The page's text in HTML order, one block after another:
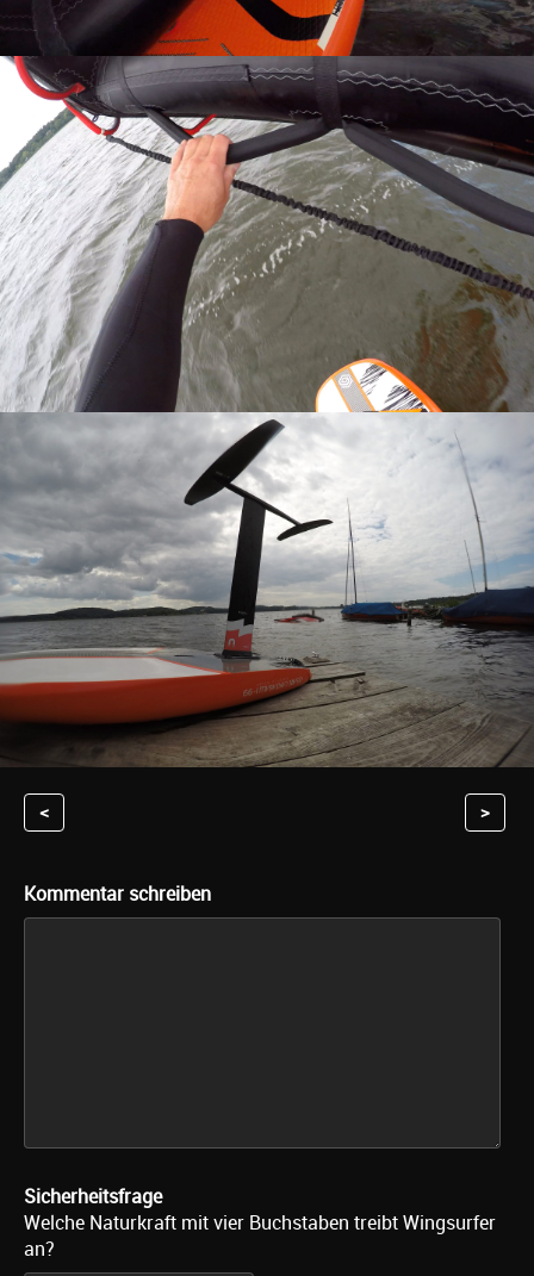
< >
Kommentar schreiben
Sicherheitsfrage
Welche Naturkraft mit vier Buchstaben treibt Wingsurfer
an?